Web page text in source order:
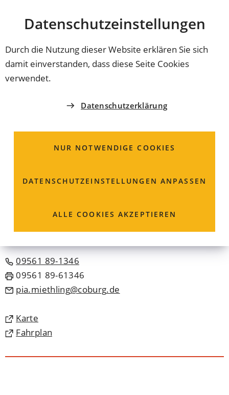
Datenschutz­einstellungen
Durch die Nutzung dieser Website erklären Sie sich
damit einverstanden, dass diese Seite Cookies
verwendet.
Datenschutzerklärung
NUR NOTWENDIGE COOKIES
DATENSCHUTZ­EINSTELLUNGEN ANPASSEN
ALLE COOKIES AKZEPTIEREN
INHALT ANSPRINGEN
Coburg
STANDESAMT COBURG
Sterbefälle und
96450 Coburg
Raum: 209
09561 89-1346
09561 89-61346
pia.miethling
coburg de
Karte
(Öffnet
in
neuen
Fahrplan
(Öffnet
einem